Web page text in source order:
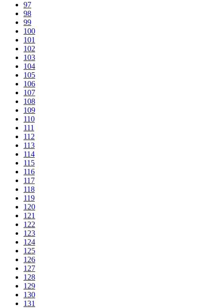
97
98
99
100
101
102
103
104
105
106
107
108
109
110
111
112
113
114
115
116
117
118
119
120
121
122
123
124
125
126
127
128
129
130
131